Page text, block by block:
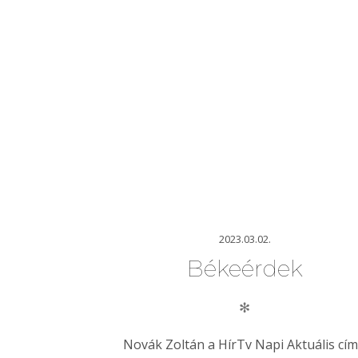
2023.03.02.
Békeérdek
✻
Novák Zoltán a HírTv Napi Aktuális